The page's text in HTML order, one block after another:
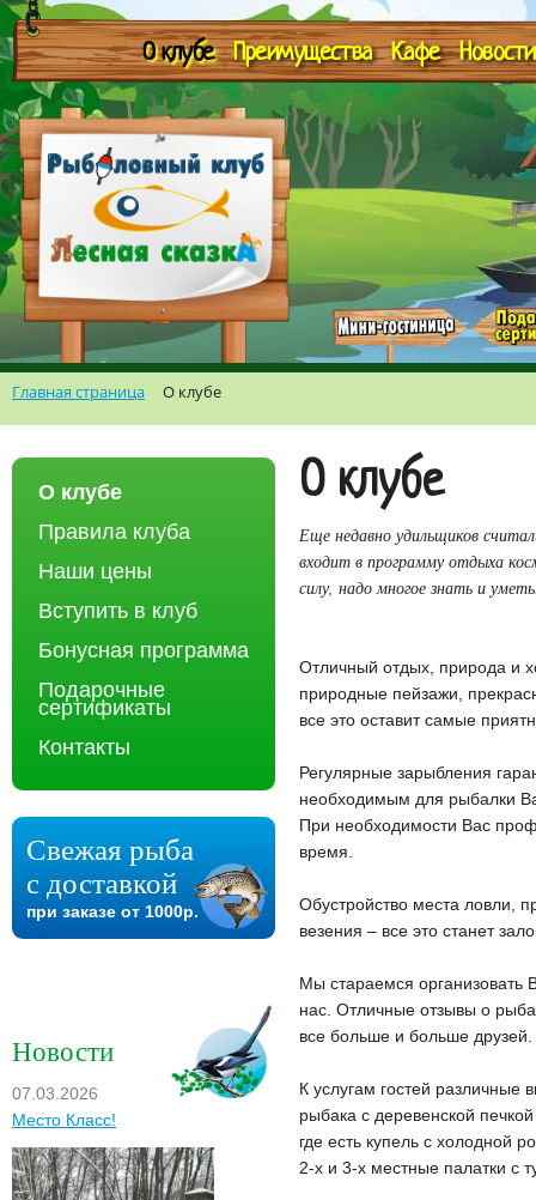
О клубе Преимущества Кафе Новости
Главная страница О клубе
О клубе
Правила клуба
Наши цены
Вступить в клуб
Бонусная программа
Подарочные
сертификаты
Контакты
Свежая рыба
с доставкой
при заказе от 1000р.
Новости
07.03.2026
Место Класс!
О клубе
Еще недавно удильщиков
входит в программу отдыха
силу, надо многое знать и
Отличный отдых, природа и
природные пейзажи,
все это оставит самые
Регулярные зарыбления
необходимым для рыбалки
При необходимости Вас
время.
Обустройство места ловли,
везения – все это станет
Мы стараемся организовать
нас. Отличные отзывы о
все больше и больше друзей.
К услугам гостей различные
рыбака с деревенской
где есть купель с холодной
2-х и 3-х местные палатки с